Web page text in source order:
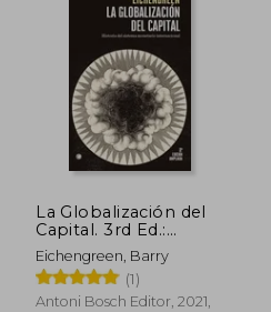
55% S/ 280,05
La Globalización del
Capital. 3rd Ed.:
Historia del Sistema
Monetario
Internacional
Eichengreen, Barry
(1)
Antoni Bosch Editor, 2021,